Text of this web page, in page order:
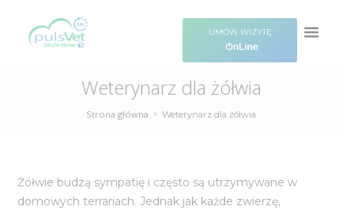
UMÓW WIZYTĘ
Weterynarz dla żółwia
Strona główna Weterynarz dla żółwia
Żółwie budzą sympatię i często są utrzymywane w
domowych terrariach. Jednak jak każde zwierzę,